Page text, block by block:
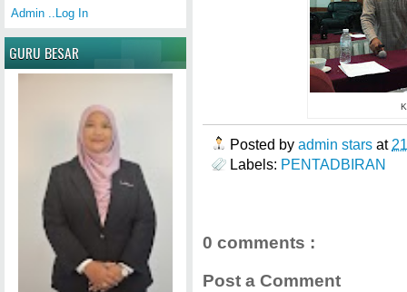
Posted by admin stars at
Labels: PENTADBIRAN
0 comments :
Post a Comment
Admin ..Log In
GURU BESAR